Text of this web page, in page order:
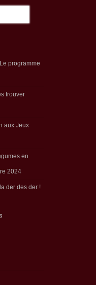
programme
trouver
aux Jeux
en
2024
der des der !